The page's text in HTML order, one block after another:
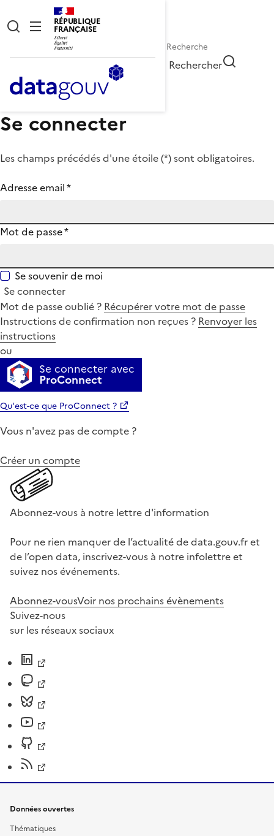
RÉPUBLIQUE
FRANÇAISE
Rechercher
Se connecter
Les champs précédés d'une étoile (*) sont obligatoires.
Adresse email*
Mot de passe*
Se souvenir de moi
Se connecter
Mot de passe oublié ? Récupérer votre mot de passe
Instructions de confirmation non reçues ? Renvoyer les
instructions
ou
Se connecter avec
ProConnect
Qu'est-ce que ProConnect ?
Vous n'avez pas de compte ?
Créer un compte
Abonnez-vous à notre lettre d'information
Pour ne rien manquer de l’actualité de data.gouv.fr et
de l’open data, inscrivez-vous à notre infolettre et
suivez nos événements.
Abonnez-vousVoir nos prochains évènements
Suivez-nous
sur les réseaux sociaux
Données ouvertes
Thématiques